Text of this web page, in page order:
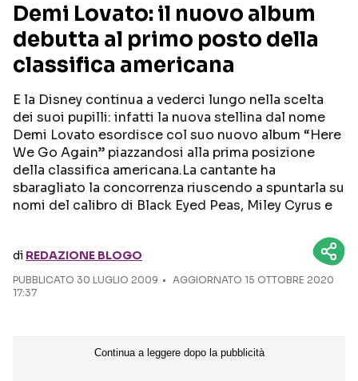
RECENSIONI MUSICALI
INTERVISTE
GOSSIP E CURIOSITÀ
TESTI CANZONI
TOUR ED EVENTI
TALENT SHOW
Seguici sui social
Demi Lovato: il nuovo album
debutta al primo posto della
classifica americana
E la Disney continua a vederci lungo nella scelta
dei suoi pupilli: infatti la nuova stellina dal nome
Demi Lovato esordisce col suo nuovo album “Here
We Go Again” piazzandosi alla prima posizione
della classifica americana.La cantante ha
sbaragliato la concorrenza riuscendo a spuntarla su
nomi del calibro di Black Eyed Peas, Miley Cyrus e
di REDAZIONE BLOGO
PUBBLICATO 30 LUGLIO 2009
AGGIORNATO 15 OTTOBRE 2020
17:37